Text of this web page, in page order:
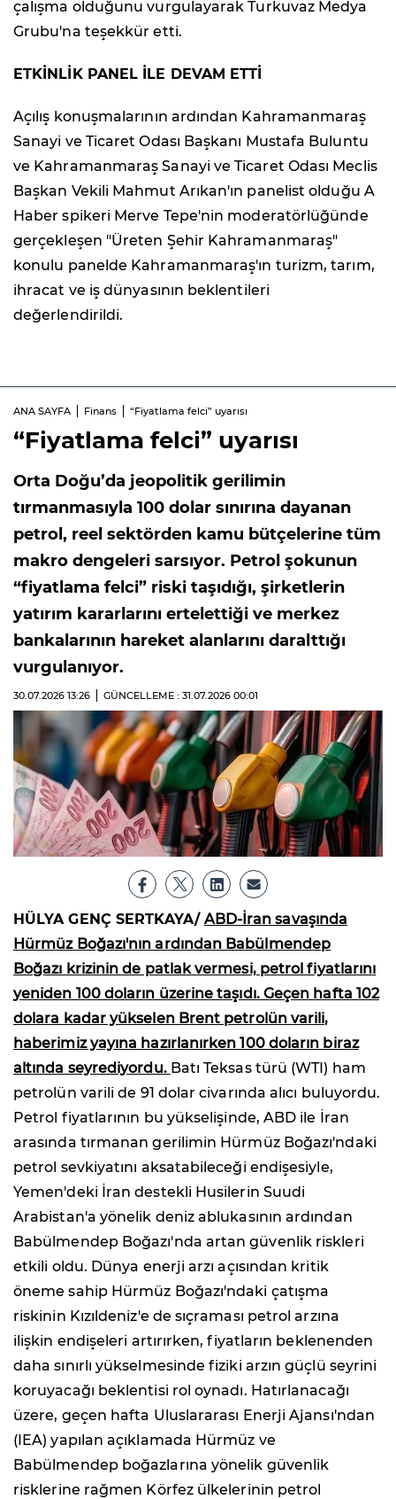
çalışma olduğunu vurgulayarak Turkuvaz Medya
Grubu'na teşekkür etti.
ETKİNLİK PANEL İLE DEVAM ETTİ
Açılış konuşmalarının ardından Kahramanmaraş
Sanayi ve Ticaret Odası Başkanı Mustafa Buluntu
ve Kahramanmaraş Sanayi ve Ticaret Odası Meclis
Başkan Vekili Mahmut Arıkan'ın panelist olduğu A
Haber spikeri Merve Tepe'nin moderatörlüğünde
gerçekleşen "Üreten Şehir Kahramanmaraş"
konulu panelde Kahramanmaraş'ın turizm, tarım,
ihracat ve iş dünyasının beklentileri
değerlendirildi.
ANA SAYFA Finans “Fiyatlama felci” uyarısı
“Fiyatlama felci” uyarısı
Orta Doğu’da jeopolitik gerilimin
tırmanmasıyla 100 dolar sınırına dayanan
petrol, reel sektörden kamu bütçelerine tüm
makro dengeleri sarsıyor. Petrol şokunun
“fiyatlama felci” riski taşıdığı, şirketlerin
yatırım kararlarını ertelettiği ve merkez
bankalarının hareket alanlarını daralttığı
vurgulanıyor.
30.07.2026 13:26 GÜNCELLEME : 31.07.2026 00:01
HÜLYA GENÇ SERTKAYA/ ABD-İran savaşında
Hürmüz Boğazı'nın ardından Babülmendep
Boğazı krizinin de patlak vermesi, petrol fiyatlarını
yeniden 100 doların üzerine taşıdı. Geçen hafta 102
dolara kadar yükselen Brent petrolün varili,
haberimiz yayına hazırlanırken 100 doların biraz
altında seyrediyordu. Batı Teksas türü (WTI) ham
petrolün varili de 91 dolar civarında alıcı buluyordu.
Petrol fiyatlarının bu yükselişinde, ABD ile İran
arasında tırmanan gerilimin Hürmüz Boğazı'ndaki
petrol sevkiyatını aksatabileceği endişesiyle,
Yemen'deki İran destekli Husilerin Suudi
Arabistan'a yönelik deniz ablukasının ardından
Babülmendep Boğazı'nda artan güvenlik riskleri
etkili oldu. Dünya enerji arzı açısından kritik
öneme sahip Hürmüz Boğazı'ndaki çatışma
riskinin Kızıldeniz'e de sıçraması petrol arzına
ilişkin endişeleri artırırken, fiyatların beklenenden
daha sınırlı yükselmesinde fiziki arzın güçlü seyrini
koruyacağı beklentisi rol oynadı. Hatırlanacağı
üzere, geçen hafta Uluslararası Enerji Ajansı'ndan
(IEA) yapılan açıklamada Hürmüz ve
Babülmendep boğazlarına yönelik güvenlik
risklerine rağmen Körfez ülkelerinin petrol